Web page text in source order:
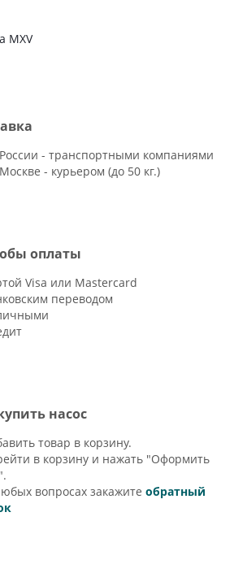
MXV
- транспортными компаниями
- курьером (до 50 кг.)
оплаты
Visa или Mastercard
переводом
насос
товар в корзину.
в корзину и нажать "Оформить
вопросах закажите обратный